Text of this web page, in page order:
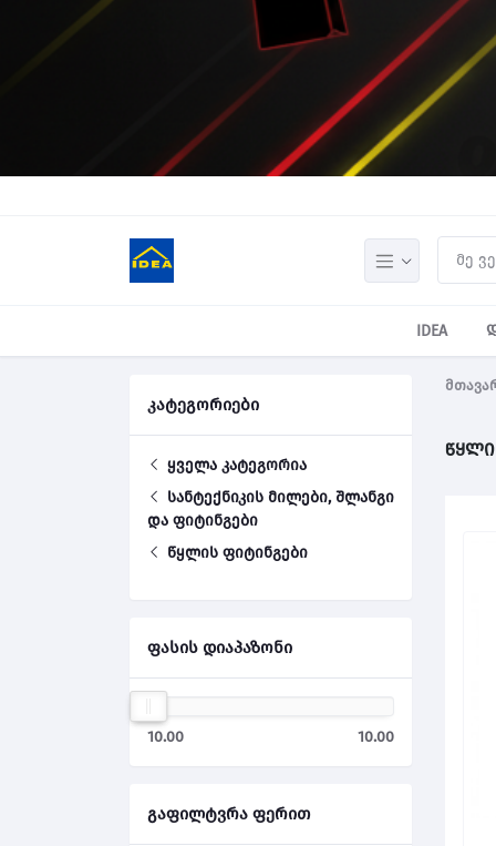
IDEA
კატეგორიები
ყველა კატეგორია
სანტექნიკის მილები, შლანგი
და ფიტინგები
წყლის ფიტინგები
ფასის დიაპაზონი
10.00 10.00
გაფილტვრა ფერით